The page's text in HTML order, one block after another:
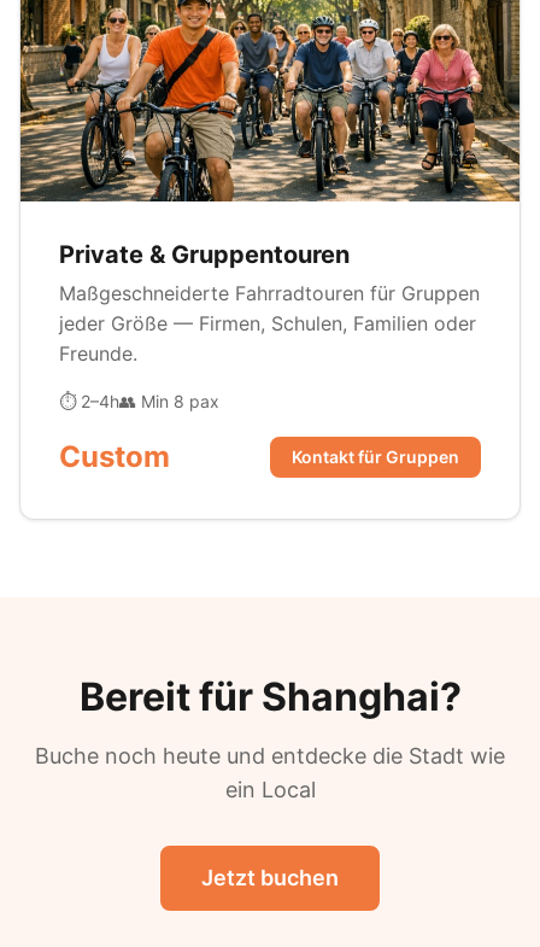
Private & Gruppentouren
Maßgeschneiderte Fahrradtouren für Gruppen
jeder Größe — Firmen, Schulen, Familien oder
Freunde.
⏱ 2–4h👥 Min 8 pax
Custom Kontakt für Gruppen
Bereit für Shanghai?
Buche noch heute und entdecke die Stadt wie
ein Local
Jetzt buchen